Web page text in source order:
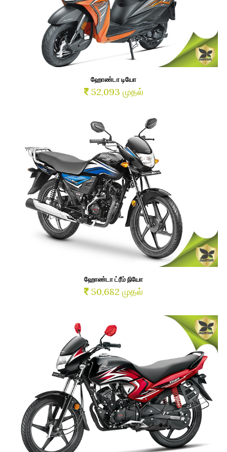
ஹோண்டா டியோ
52,093 முதல்
ஹோண்டா ட்ரீம் நியோ
50,682 முதல்